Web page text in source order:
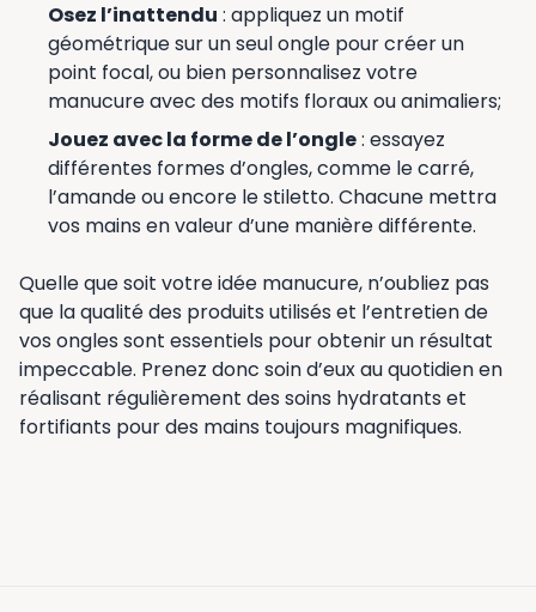
Osez l’inattendu : appliquez un motif
géométrique sur un seul ongle pour créer un
point focal, ou bien personnalisez votre
manucure avec des motifs floraux ou animaliers;
Jouez avec la forme de l’ongle: essayez
différentes formes d’ongles, comme le carré,
l’amande ou encore le stiletto. Chacune mettra
vos mains en valeur d’une manière différente.
Quelle que soit votre idée manucure, n’oubliez pas
que la qualité des produits utilisés et l’entretien de
vos ongles sont essentiels pour obtenir un résultat
impeccable. Prenez donc soin d’eux au quotidien en
réalisant régulièrement des soins hydratants et
fortifiants pour des mains toujours magnifiques.